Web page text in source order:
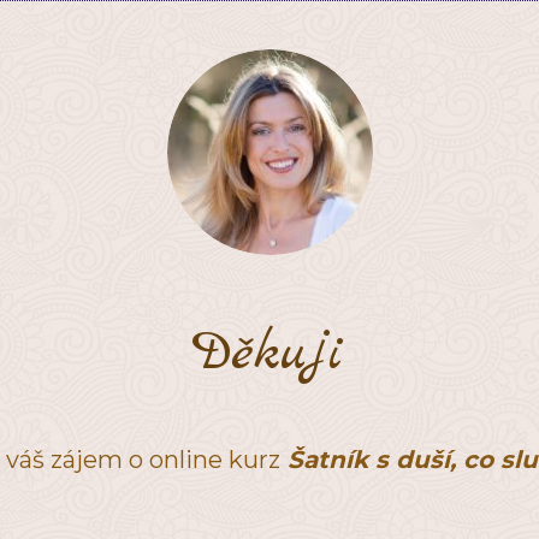
Děkuji
váš zájem o online kurz Šatník s duší, co